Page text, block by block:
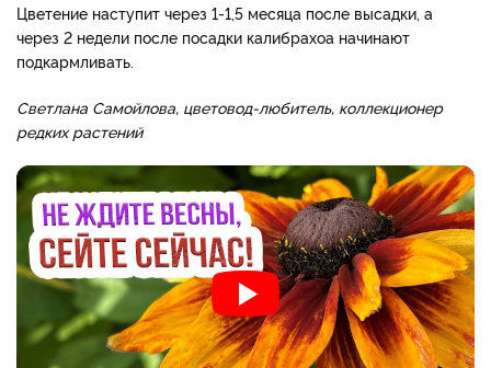
Цветение наступит через 1-1,5 месяца после высадки, а
через 2 недели после посадки калибрахоа начинают
подкармливать.
Светлана Самойлова, цветовод-любитель, коллекционер
редких растений